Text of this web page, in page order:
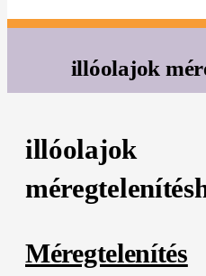
illóolajok
illóolajok
Méregtelenítés